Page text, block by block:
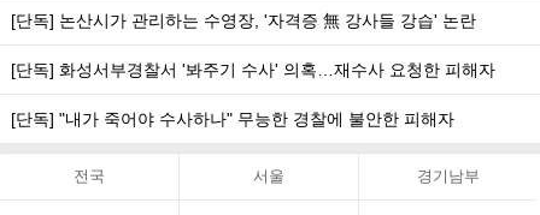
[단독] 논산시가 관리하는 수영장, '자격증 無 강사들 강습' 논란
[단독] 화성서부경찰서 '봐주기 수사' 의혹…재수사 요청한 피해자
[단독] "내가 죽어야 수사하나" 무능한 경찰에 불안한 피해자
전국 서울 경기남부